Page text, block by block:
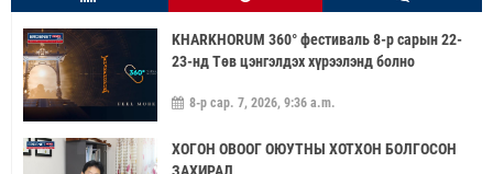
KHARKHORUM 360° фестиваль 8-р сарын 22-
23-нд Төв цэнгэлдэх хүрээлэнд болно
8-р сар. 7, 2026, 9:36 a.m.
ХОГОН ОВООГ ОЮУТНЫ ХОТХОН БОЛГОСОН